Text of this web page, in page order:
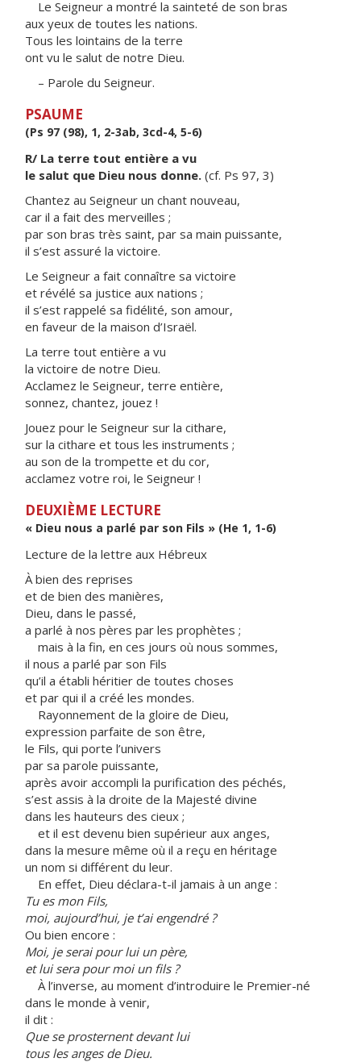
Le Seigneur a montré la sainteté de son bras
aux yeux de toutes les nations.
Tous les lointains de la terre
ont vu le salut de notre Dieu.
– Parole du Seigneur.
PSAUME
(Ps 97 (98), 1, 2-3ab, 3cd-4, 5-6)
R/ La terre tout entière a vu
le salut que Dieu nous donne. (cf. Ps 97, 3)
Chantez au Seigneur un chant nouveau,
car il a fait des merveilles ;
par son bras très saint, par sa main puissante,
il s’est assuré la victoire.
Le Seigneur a fait connaître sa victoire
et révélé sa justice aux nations ;
il s’est rappelé sa fidélité, son amour,
en faveur de la maison d’Israël.
La terre tout entière a vu
la victoire de notre Dieu.
Acclamez le Seigneur, terre entière,
sonnez, chantez, jouez !
Jouez pour le Seigneur sur la cithare,
sur la cithare et tous les instruments ;
au son de la trompette et du cor,
acclamez votre roi, le Seigneur !
DEUXIÈME LECTURE
« Dieu nous a parlé par son Fils » (He 1, 1-6)
Lecture de la lettre aux Hébreux
À bien des reprises
et de bien des manières,
Dieu, dans le passé,
a parlé à nos pères par les prophètes ;
mais à la fin, en ces jours où nous sommes,
il nous a parlé par son Fils
qu’il a établi héritier de toutes choses
et par qui il a créé les mondes.
Rayonnement de la gloire de Dieu,
expression parfaite de son être,
le Fils, qui porte l’univers
par sa parole puissante,
après avoir accompli la purification des péchés,
s’est assis à la droite de la Majesté divine
dans les hauteurs des cieux ;
et il est devenu bien supérieur aux anges,
dans la mesure même où il a reçu en héritage
un nom si différent du leur.
En effet, Dieu déclara-t-il jamais à un ange :
Tu es mon Fils,
moi, aujourd’hui, je t’ai engendré ?
Ou bien encore :
Moi, je serai pour lui un père,
et lui sera pour moi un fils ?
À l’inverse, au moment d’introduire le Premier-né
dans le monde à venir,
il dit :
Que se prosternent devant lui
tous les anges de Dieu.